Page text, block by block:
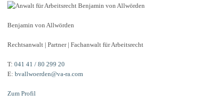
Benjamin von Allwörden
Rechtsanwalt | Partner | Fachanwalt für Arbeitsrecht
T: 041 41 / 80 299 20
E: bvallwoerden@va-ra.com
Zum Profil